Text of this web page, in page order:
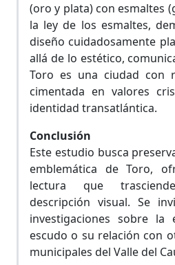
(oro y plata) con esmaltes
la ley de los esmaltes,
diseño cuidadosamente
allá de lo estético,
Toro es una ciudad con
cimentada en valores
identidad transatlántica.
Conclusión
Este estudio busca
emblemática de Toro,
lectura que
descripción visual. Se
investigaciones sobre la
escudo o su relación con
municipales del Valle del